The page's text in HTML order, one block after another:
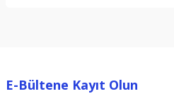
Ürün resmi kalitesiz, bozuk veya
E-Bültene Kayıt Olun